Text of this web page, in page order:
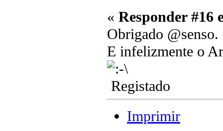
« Responder #16
Obrigado
E infelizmente o
Registado
Imprimir